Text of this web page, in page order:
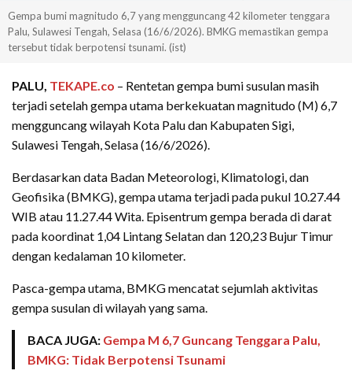
Gempa bumi magnitudo 6,7 yang mengguncang 42 kilometer tenggara
Palu, Sulawesi Tengah, Selasa (16/6/2026). BMKG memastikan gempa
tersebut tidak berpotensi tsunami. (ist)
PALU, TEKAPE.co – Rentetan gempa bumi susulan masih
terjadi setelah gempa utama berkekuatan magnitudo (M) 6,7
mengguncang wilayah Kota Palu dan Kabupaten Sigi,
Sulawesi Tengah, Selasa (16/6/2026).
Berdasarkan data Badan Meteorologi, Klimatologi, dan
Geofisika (BMKG), gempa utama terjadi pada pukul 10.27.44
WIB atau 11.27.44 Wita. Episentrum gempa berada di darat
pada koordinat 1,04 Lintang Selatan dan 120,23 Bujur Timur
dengan kedalaman 10 kilometer.
Pasca-gempa utama, BMKG mencatat sejumlah aktivitas
gempa susulan di wilayah yang sama.
BACA JUGA: Gempa M 6,7 Guncang Tenggara Palu,
BMKG: Tidak Berpotensi Tsunami